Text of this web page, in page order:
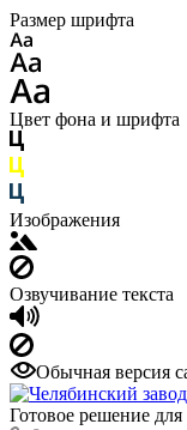
Размер шрифта
Цвет фона и шрифта
Изображения
Озвучивание текста
Обычная версия
Готовое решение